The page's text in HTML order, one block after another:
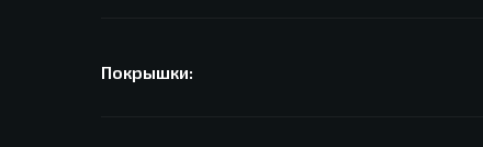
Покрышки: